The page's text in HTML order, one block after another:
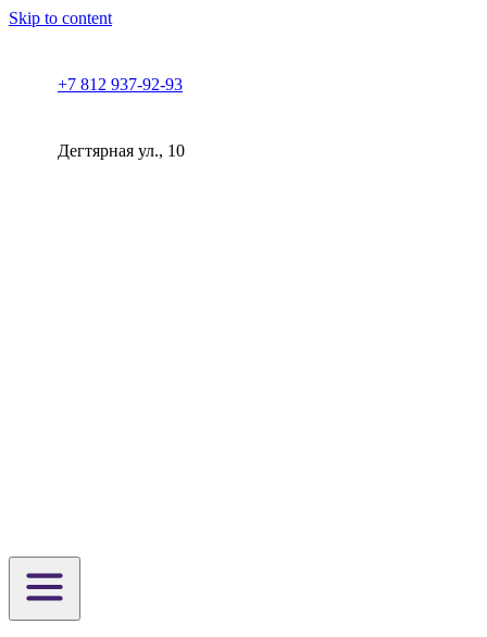
Skip to content
+7 812 937-92-93
Дегтярная ул., 10